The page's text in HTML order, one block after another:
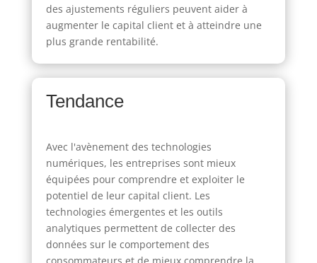
des ajustements réguliers peuvent aider à
augmenter le capital client et à atteindre une
plus grande rentabilité.
Tendance
Avec l'avènement des technologies
numériques, les entreprises sont mieux
équipées pour comprendre et exploiter le
potentiel de leur capital client. Les
technologies émergentes et les outils
analytiques permettent de collecter des
données sur le comportement des